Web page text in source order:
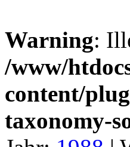
Warning:
/www/
content/
taxonomy-